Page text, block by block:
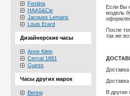
Festina
HAAS&Cie
Jacques Lemans
Louis Erard
Дизайнерские часы
Anne Klein
Cerruti 1881
Guess
Часы других марок
Bering
Если Вы
модель
После
так же
В другие